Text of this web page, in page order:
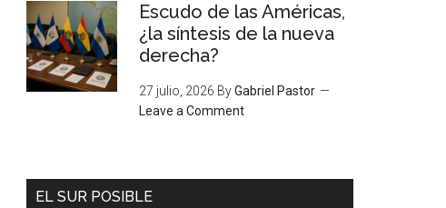
Escudo de las Américas,
¿la síntesis de la nueva
derecha?
27 julio, 2026 ByGabriel Pastor
Leave a Comment
EL SUR POSIBLE